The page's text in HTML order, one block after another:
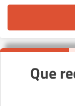
Que